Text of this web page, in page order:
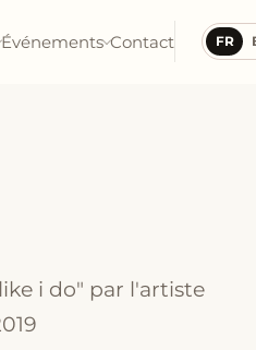
Événements Contact FR
i do" par l'artiste